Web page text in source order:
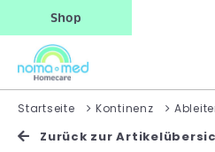
Shop
Startseite Kontinenz
Zurück zur